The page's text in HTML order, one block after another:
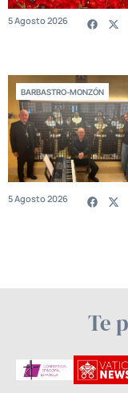
5 Agosto 2026
BARBASTRO-MONZÓN
5 Agosto 2026
Te